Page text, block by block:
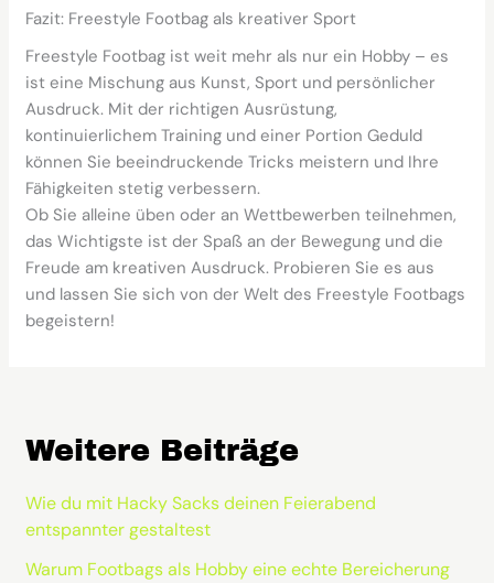
Fazit: Freestyle Footbag als kreativer Sport
Freestyle Footbag ist weit mehr als nur ein Hobby – es
ist eine Mischung aus Kunst, Sport und persönlicher
Ausdruck. Mit der richtigen Ausrüstung,
kontinuierlichem Training und einer Portion Geduld
können Sie beeindruckende Tricks meistern und Ihre
Fähigkeiten stetig verbessern.
Ob Sie alleine üben oder an Wettbewerben teilnehmen,
das Wichtigste ist der Spaß an der Bewegung und die
Freude am kreativen Ausdruck. Probieren Sie es aus
und lassen Sie sich von der Welt des Freestyle Footbags
begeistern!
Weitere Beiträge
Wie du mit Hacky Sacks deinen Feierabend
entspannter gestaltest
Warum Footbags als Hobby eine echte Bereicherung